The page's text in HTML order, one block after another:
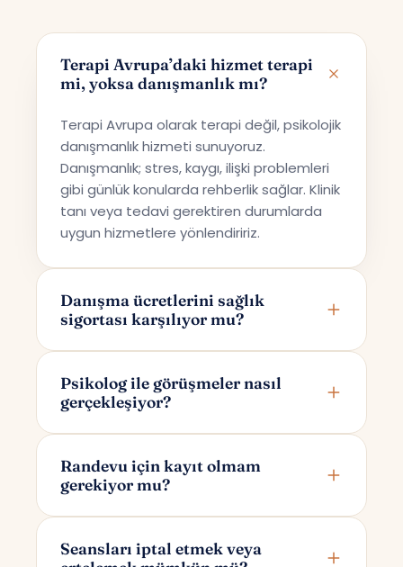
Terapi Avrupa’daki hizmet terapi
mi, yoksa danışmanlık mı?
Terapi Avrupa olarak terapi değil, psikolojik
danışmanlık hizmeti sunuyoruz.
Danışmanlık; stres, kaygı, ilişki problemleri
gibi günlük konularda rehberlik sağlar. Klinik
tanı veya tedavi gerektiren durumlarda
uygun hizmetlere yönlendiririz.
Danışma ücretlerini sağlık
sigortası karşılıyor mu?
sunmaktadır; bu nedenle ücretler sağlık
sigortaları tarafından karşılanmamaktadır.
Psikolog ile görüşmeler nasıl
gerçekleşiyor?
üzerinden yapılır. Randevunuzu
oluşturduktan sonra yalnızca size ve
Randevu için kayıt olmam
gerekiyor mu?
posta adresinizi girmeniz yeterlidir. Bu
Seansları iptal etmek veya